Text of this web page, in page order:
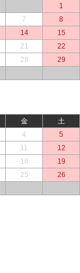
1
7
8
14
15
21
22
28
29
金
土
4
5
11
12
18
19
25
26